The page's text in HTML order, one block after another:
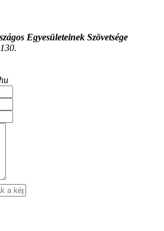
Egyesületeinek Szövetsége